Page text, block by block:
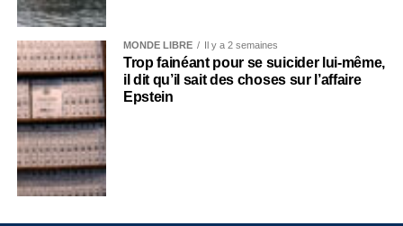
MONDE LIBRE Il y a 2 semaines
Trop fainéant pour se suicider lui-même,
il dit qu’il sait des choses sur l’affaire
Epstein